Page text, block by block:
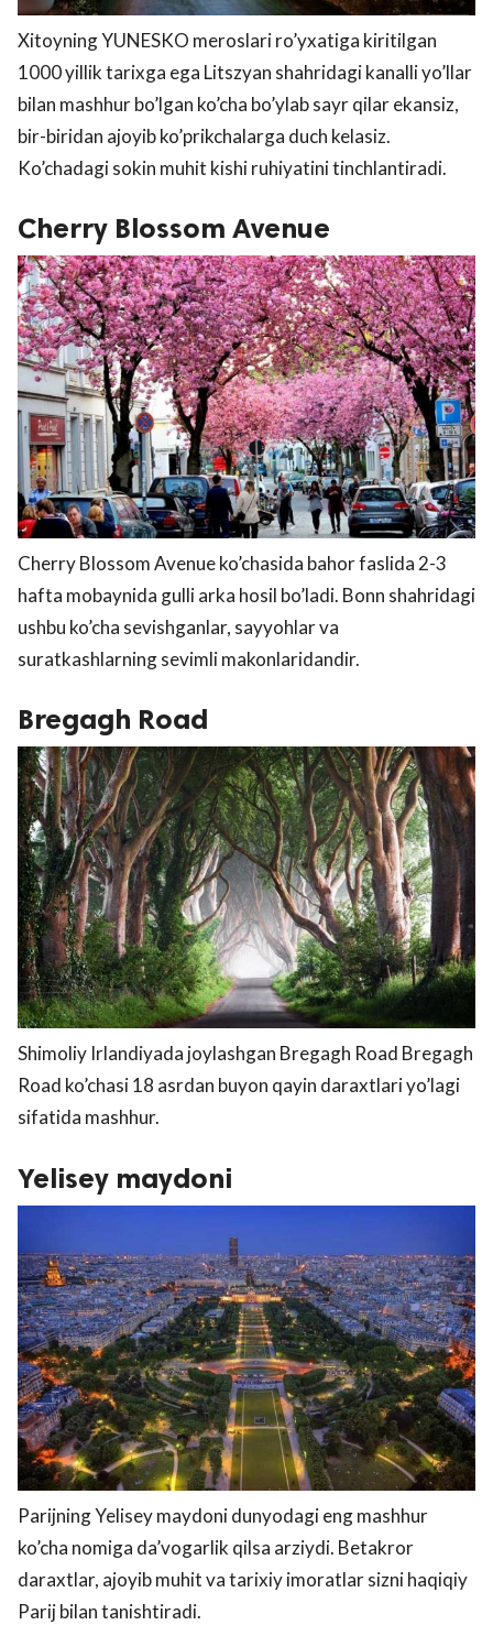
Xitoyning YUNESKO meroslari ro’yxatiga kiritilgan
1000 yillik tarixga ega Litszyan shahridagi kanalli yo’llar
bilan mashhur bo’lgan ko’cha bo’ylab sayr qilar ekansiz,
bir-biridan ajoyib ko’prikchalarga duch kelasiz.
Ko’chadagi sokin muhit kishi ruhiyatini tinchlantiradi.
Cherry Blossom Avenue
Cherry Blossom Avenue ko’chasida bahor faslida 2-3
hafta mobaynida gulli arka hosil bo’ladi. Bonn shahridagi
ushbu ko’cha sevishganlar, sayyohlar va
suratkashlarning sevimli makonlaridandir.
Bregagh Road
Shimoliy Irlandiyada joylashgan Bregagh Road Bregagh
Road ko’chasi 18 asrdan buyon qayin daraxtlari yo’lagi
sifatida mashhur.
Yelisey maydoni
Parijning Yelisey maydoni dunyodagi eng mashhur
ko’cha nomiga da’vogarlik qilsa arziydi. Betakror
daraxtlar, ajoyib muhit va tarixiy imoratlar sizni haqiqiy
Parij bilan tanishtiradi.